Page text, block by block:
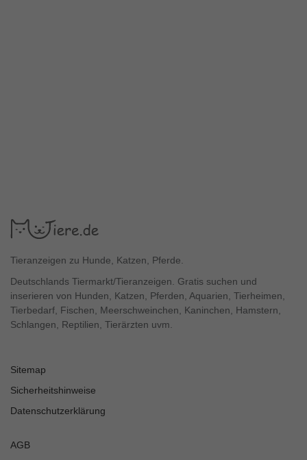
Tieranzeigen zu Hunde, Katzen, Pferde.
Deutschlands Tiermarkt/Tieranzeigen. Gratis suchen und
inserieren von Hunden, Katzen, Pferden, Aquarien, Tierheimen,
Tierbedarf, Fischen, Meerschweinchen, Kaninchen, Hamstern,
Schlangen, Reptilien, Tierärzten uvm.
Sitemap
Sicherheitshinweise
Datenschutzerklärung
AGB